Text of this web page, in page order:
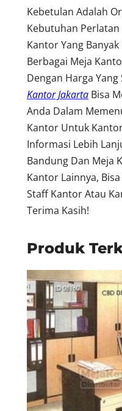
Kebetulan Adalah
Kebutuhan
Kantor Yang
Berbagai Meja
Dengan Harga
Kantor Jakarta Bisa
Anda Dalam
Kantor Untuk
Informasi Lebih
Bandung Dan Meja
Kantor Lainnya,
Staff Kantor Atau
Terima Kasih!
Produk